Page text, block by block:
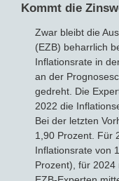
Kommt die
Zwar bleibt die
(EZB) beharrlich
Inflationsrate in
an der
gedreht. Die
2022 die
Bei der letzten
1,90 Prozent. Für
Inflationsrate von
Prozent), für 2024